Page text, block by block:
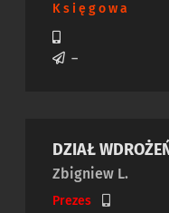
Księgowa
–
DZIAŁ
Zbigniew L.
Prezes